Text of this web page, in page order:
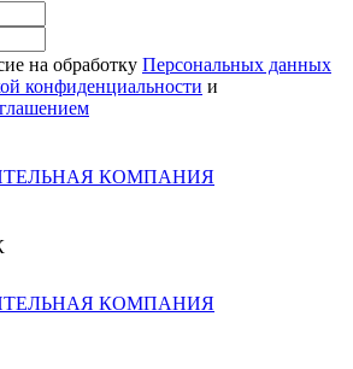
на обработку Персональных данных
конфиденциальности и
КОМПАНИЯ
КОМПАНИЯ